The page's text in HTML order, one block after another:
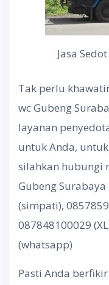
Jasa
Tak perlu
wc Gubeng
layanan
untuk Anda,
silahkan hubungi
Gubeng
(simpati),
087848100029
(whatsapp)
Pasti Anda